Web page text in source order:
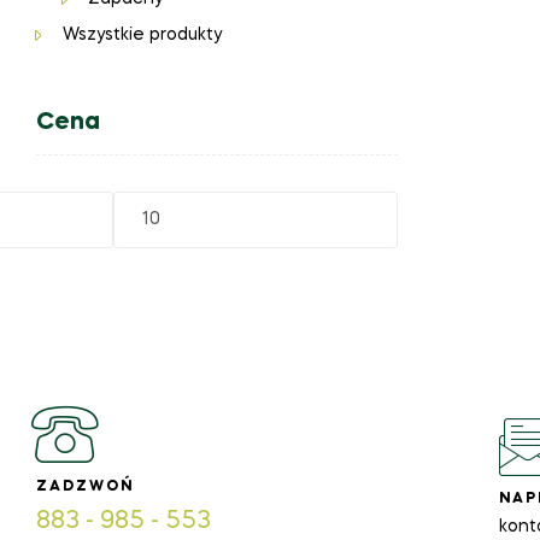
Wszystkie produkty
Cena
ZADZWOŃ
883 - 985 - 553